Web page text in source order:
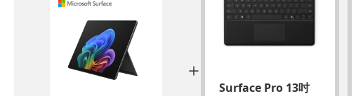
Surface Pro 13吋